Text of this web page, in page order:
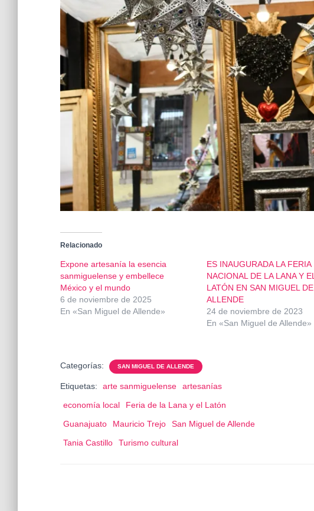
Relacionado
Expone artesanía la esencia
sanmiguelense y embellece
México y el mundo
6 de noviembre de 2025
En «San Miguel de Allende»
ES INAUGURADA LA FERIA
NACIONAL DE LA LANA Y EL
LATÓN EN SAN MIGUEL DE
ALLENDE
24 de noviembre de 2023
En «San Miguel de Allende»
Categorías: SAN MIGUEL DE ALLENDE
Etiquetas: arte sanmiguelense
artesanías
economía local
Feria de la Lana y el Latón
Guanajuato
Mauricio Trejo
San Miguel de Allende
Tania Castillo
Turismo cultural